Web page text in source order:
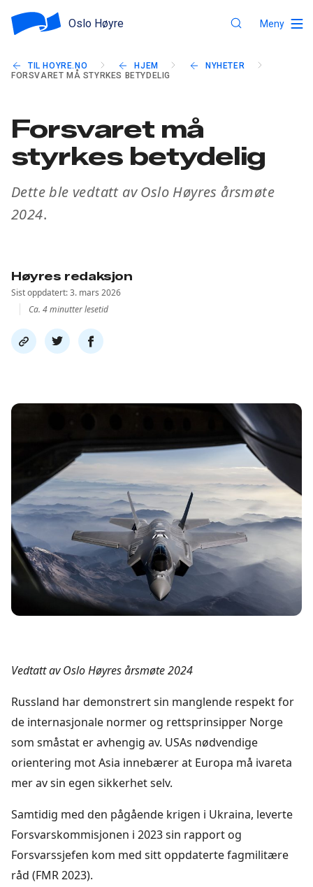
Oslo Høyre Meny
TIL HOYRE.NO HJEM
NYHETER
FORSVARET MÅ STYRKES BETYDELIG
Forsvaret må
styrkes betydelig
Dette ble vedtatt av Oslo Høyres årsmøte
2024.
Høyres redaksjon
Sist oppdatert: 3. mars 2026
Ca. 4 minutter lesetid
Del
link
Del
på
Del
på
Vedtatt av Oslo Høyres årsmøte 2024
Russland har demonstrert sin manglende respekt for
de internasjonale normer og rettsprinsipper Norge
som småstat er avhengig av. USAs nødvendige
orientering mot Asia innebærer at Europa må ivareta
mer av sin egen sikkerhet selv.
Samtidig med den pågående krigen i Ukraina, leverte
Forsvarskommisjonen i 2023 sin rapport og
Forsvarssjefen kom med sitt oppdaterte fagmilitære
råd (FMR 2023).